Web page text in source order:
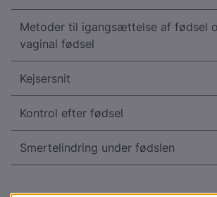
Metoder til igangsættelse af fødsel
vaginal fødsel
Kejsersnit
Kontrol efter fødsel
Smertelindring under fødslen